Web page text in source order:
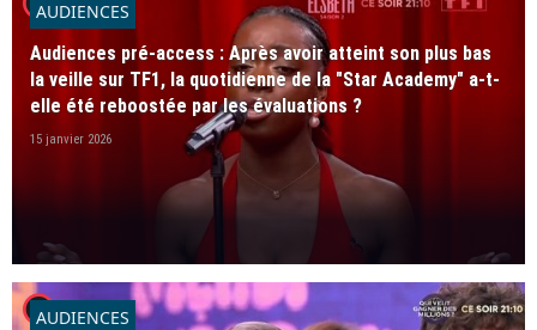
AUDIENCES
Audiences pré-access : Après avoir atteint son plus bas
la veille sur TF1, la quotidienne de la "Star Academy" a-t-
elle été reboostée par les évaluations ?
15 janvier 2026
player2
AUDIENCES